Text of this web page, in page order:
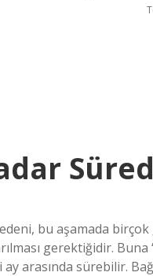
bu aşamada
gerektiğidir. Buna
arasında sürebilir.